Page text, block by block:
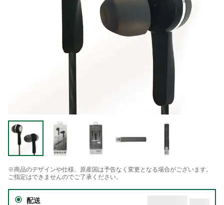
※商品のデザインや仕様、原産国は予告なく変更となる場合がございます。
ご指定はできませんのでご了承ください。
配送